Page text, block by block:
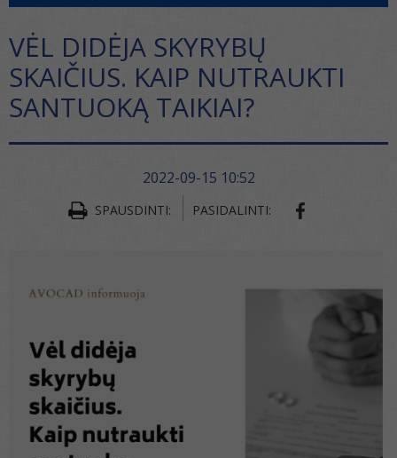
VĖL DIDĖJA SKYRYBŲ
SKAIČIUS. KAIP NUTRAUKTI
SANTUOKĄ TAIKIAI?
2022-09-15 10:52
SPAUSDINTI: PASIDALINTI: